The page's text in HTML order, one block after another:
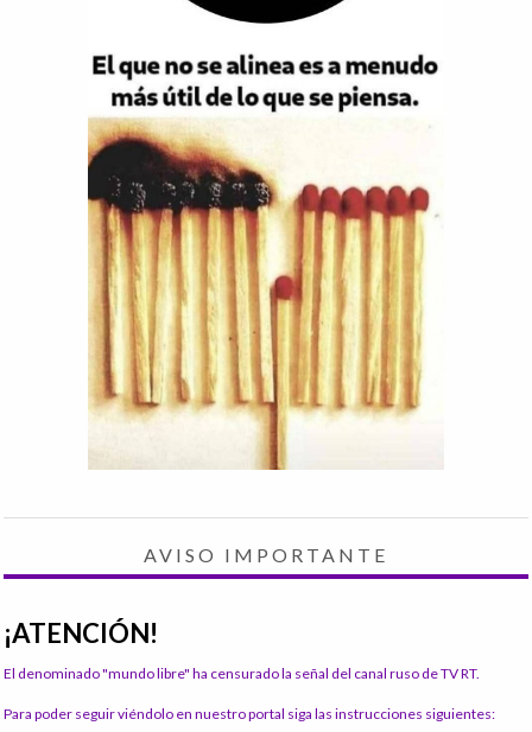
AVISO IMPORTANTE
¡ATENCIÓN!
El denominado "mundo libre" ha censurado la señal del canal ruso de TV RT.
Para poder seguir viéndolo en nuestro portal siga las instrucciones siguientes: